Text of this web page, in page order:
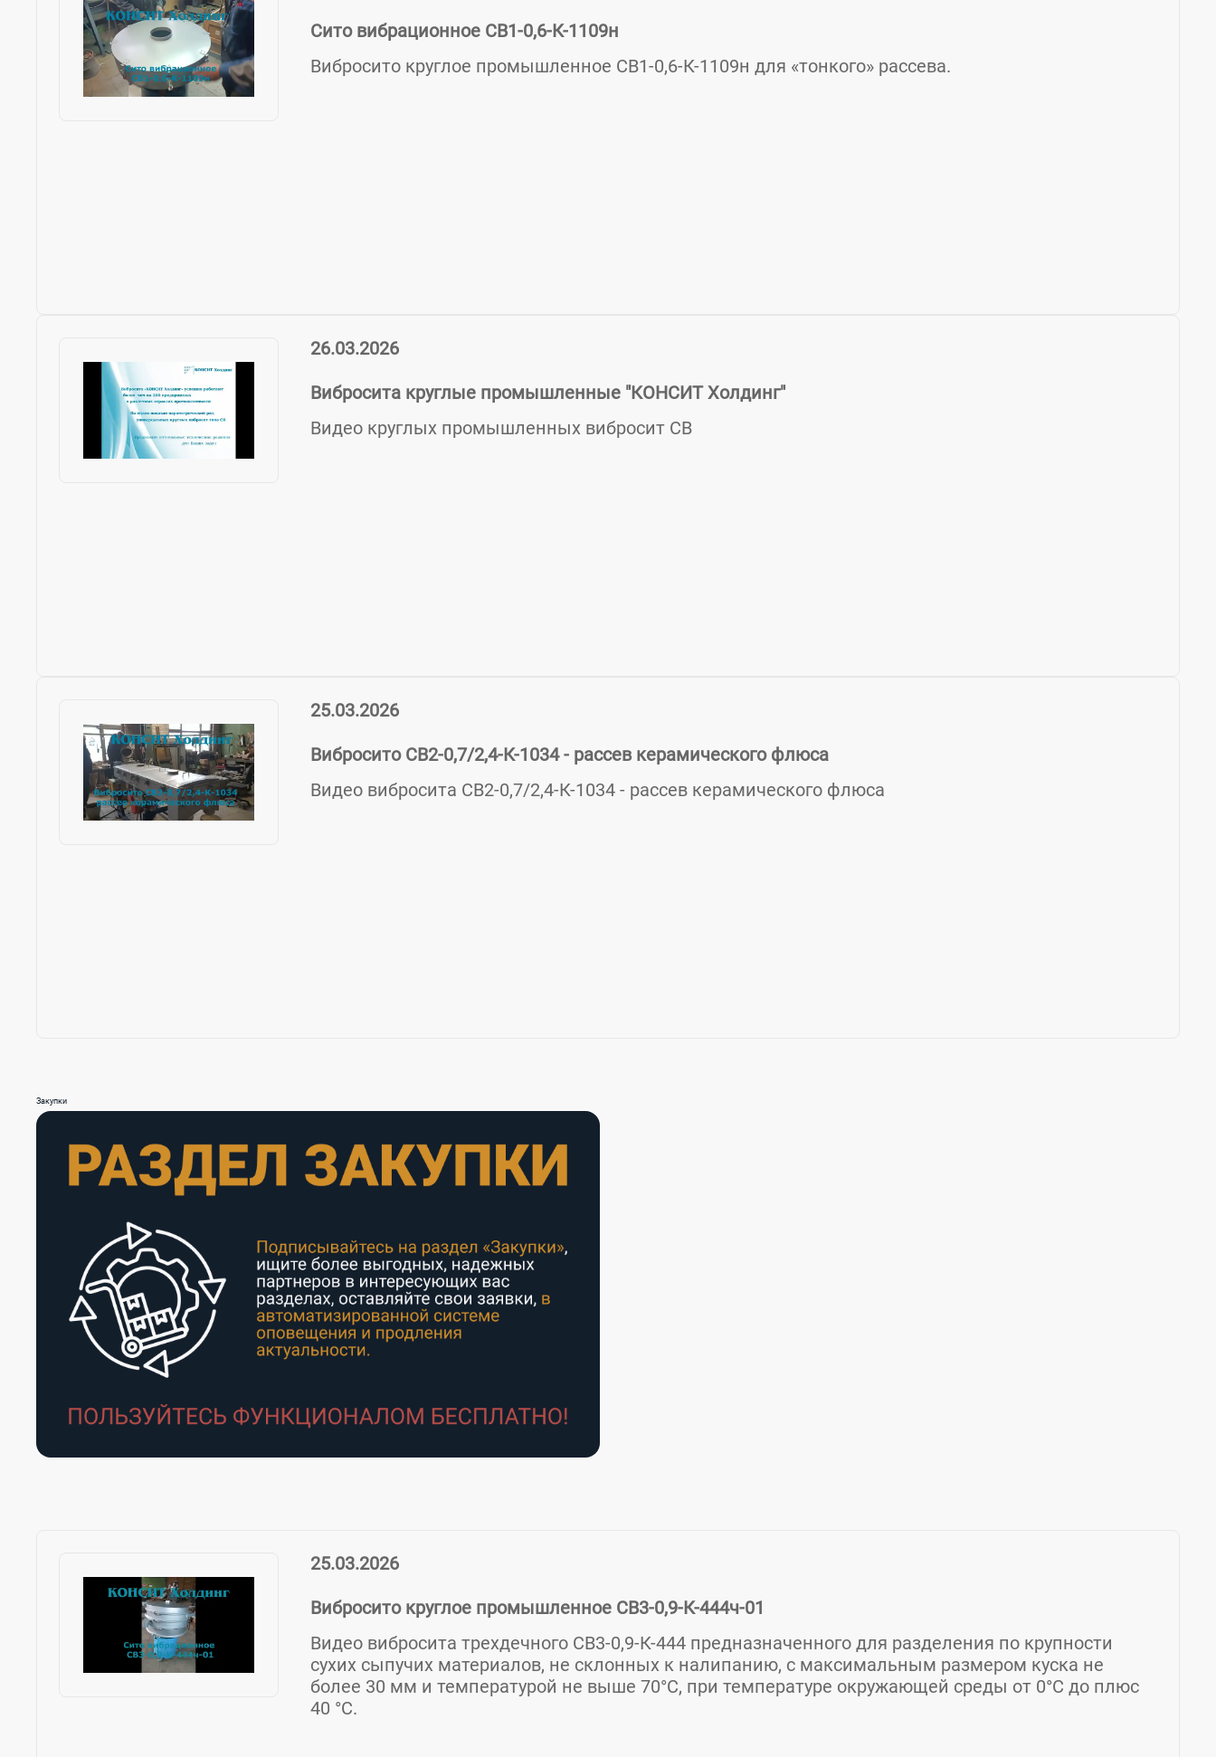
Сито вибрационное СВ1-0,6-К-1109н
Вибросито круглое промышленное СВ1-0,6-К-1109н для «тонкого» рассева.
26.03.2026
Вибросита круглые промышленные "КОНСИТ Холдинг"
Видео круглых промышленных вибросит СВ
25.03.2026
Вибросито СВ2-0,7/2,4-К-1034 - рассев керамического флюса
Видео вибросита СВ2-0,7/2,4-К-1034 - рассев керамического флюса
Закупки
25.03.2026
Вибросито круглое промышленное СВ3-0,9-К-444ч-01
Видео вибросита трехдечного СВ3-0,9-К-444 предназначенного для разделения по крупности
сухих сыпучих материалов, не склонных к налипанию, c максимальным размером куска не
более 30 мм и температурой не выше 70°С, при температуре окружающей среды от 0°С до плюс
40 °С.